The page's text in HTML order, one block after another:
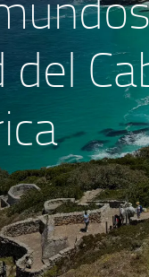
del